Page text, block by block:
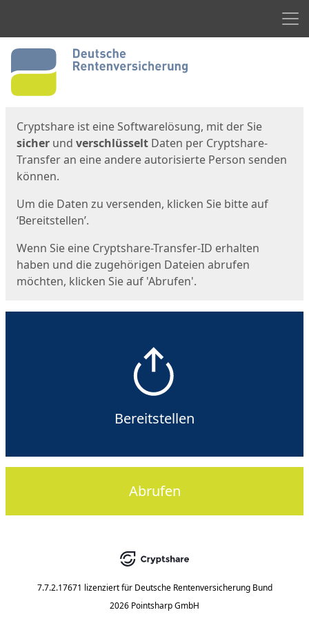
Start
Cryptshare ist eine Softwarelösung, mit der Sie
sicher und verschlüsselt Daten per Cryptshare-
Transfer an eine andere autorisierte Person senden
können.
Um die Daten zu versenden, klicken Sie bitte auf
‘Bereitstellen’.
Wenn Sie eine Cryptshare-Transfer-ID erhalten
haben und die zugehörigen Dateien abrufen
möchten, klicken Sie auf 'Abrufen'.
Bereitstellen
Abrufen
7.7.2.17671 lizenziert für Deutsche Rentenversicherung Bund
2026 Pointsharp GmbH